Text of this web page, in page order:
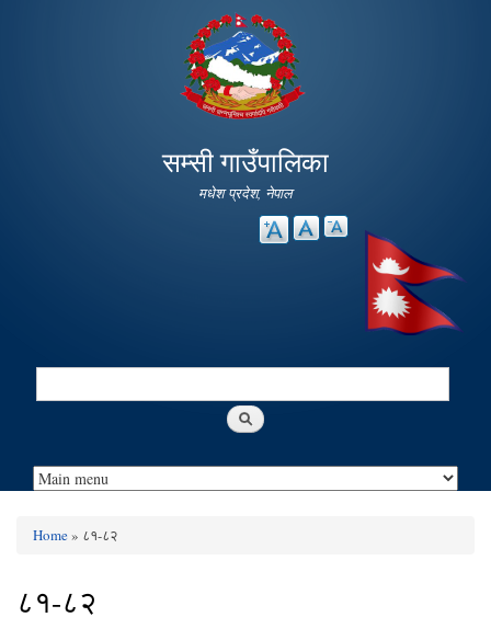
main
content
सम्सी गाउँपालिका
मधेश प्रदेश, नेपाल
Search
Home» ८१-८२
८१-८२